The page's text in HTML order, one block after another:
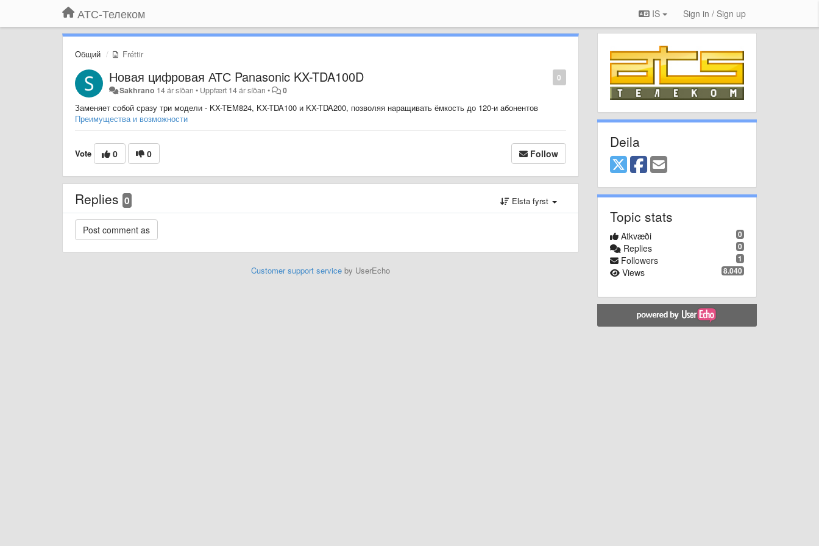
АТС-Телеком IS Sign in / Sign up
Общий Fréttir
0
Новая цифровая АТС Panasonic KX-TDA100D
Sakhrano 14 ár síðan • Uppfært 14 ár síðan • 0
Заменяет собой сразу три модели - KX-TEM824, KX-TDA100 и KX-TDA200, позволяя наращивать ёмкость до 120-и абонентов
Преимущества и возможности
Vote 0 0 Follow
Replies 0 Elsta fyrst
Customer support serviceby UserEcho
Deila
Topic stats
0
Atkvæði
0
Replies
1
Followers
8.040
Views